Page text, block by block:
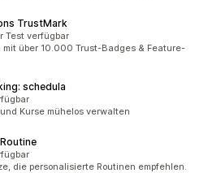
TrustMark
Test verfügbar
über 10.000 Trust-Badges & Feature-
schedula
Kurse mühelos verwalten
die personalisierte Routinen empfehlen.